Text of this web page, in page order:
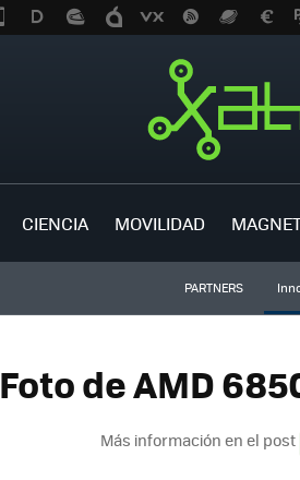
CIENCIA MOVILIDAD
PARTNERS
Foto de AMD
Más información en el post